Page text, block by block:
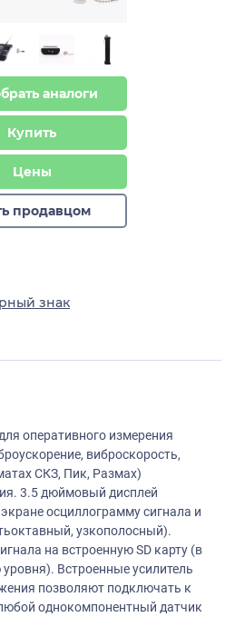
аналоги
Купить
Цены
продавцом
знак
оперативного измерения
виброскорость,
СКЗ, Пик, Размах)
3.5 дюймовый дисплей
осциллограмму сигнала и
узкополосный).
на встроенную SD карту (в
Встроенные усилитель
позволяют подключать к
однокомпонентный датчик